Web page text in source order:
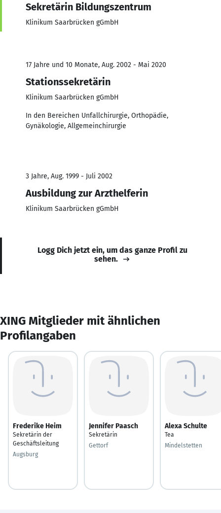
Sekretärin Bildungszentrum
Klinikum Saarbrücken gGmbH
17 Jahre und 10 Monate, Aug. 2002 - Mai 2020
Stationssekretärin
Klinikum Saarbrücken gGmbH
In den Bereichen Unfallchirurgie, Orthopädie,
Gynäkologie, Allgemeinchirurgie
3 Jahre, Aug. 1999 - Juli 2002
Ausbildung zur Arzthelferin
Klinikum Saarbrücken gGmbH
Logg Dich jetzt ein, um das ganze Profil zu
sehen.
XING Mitglieder mit ähnlichen
Profilangaben
Frederike Heim
Sekretärin der
Geschäftsleitung
Augsburg
Jennifer Paasch
Sekretärin
Gettorf
Alexa Schulte
Tea
Mindelstetten